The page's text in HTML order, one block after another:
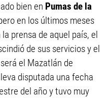
bien en Pumas de la
en los últimos meses
prensa de aquel país, el
de sus servicios y el
el Mazatlán de
disputada una fecha
del año y tuvo muy